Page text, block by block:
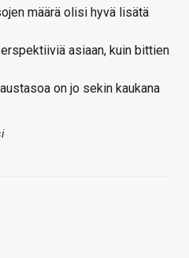
määrä olisi hyvä lisätä
asiaan, kuin bittien
on jo sekin kaukana